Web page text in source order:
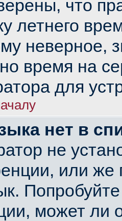
что
летнего
неверное,
время на
для
нет в
не
или же
может ли